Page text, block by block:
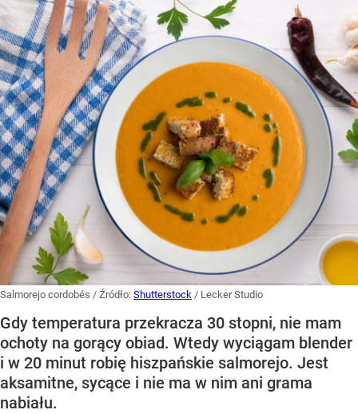
Salmorejo cordobés / Źródło: Shutterstock / Lecker Studio
Gdy temperatura przekracza 30 stopni, nie mam
ochoty na gorący obiad. Wtedy wyciągam blender
i w 20 minut robię hiszpańskie salmorejo. Jest
aksamitne, sycące i nie ma w nim ani grama
nabiału.